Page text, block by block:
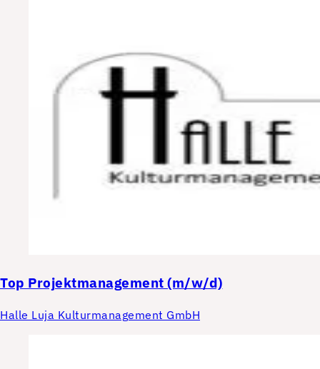
Top Projektmanagement (m/w/d)
Halle Luja Kulturmanagement GmbH